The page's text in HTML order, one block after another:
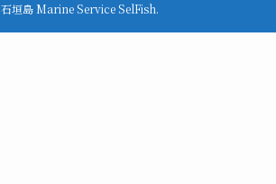
石垣島 Marine Service SelFish.